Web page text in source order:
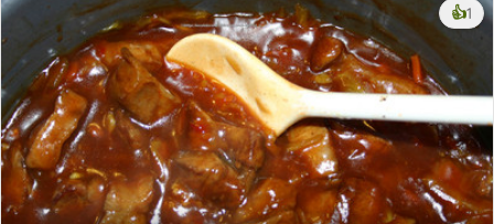
👍1